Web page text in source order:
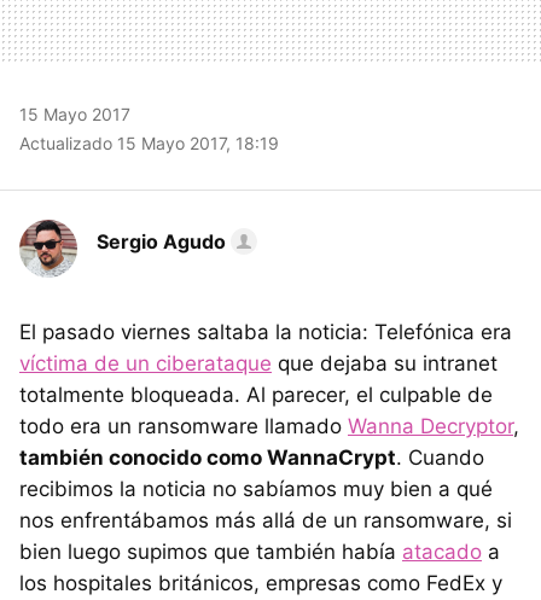
15 Mayo 2017
Actualizado 15 Mayo 2017, 18:19
Sergio Agudo
El pasado viernes saltaba la noticia: Telefónica era
víctima de un ciberataque que dejaba su intranet
totalmente bloqueada. Al parecer, el culpable de
todo era un ransomware llamado Wanna Decryptor,
también conocido como WannaCrypt. Cuando
recibimos la noticia no sabíamos muy bien a qué
nos enfrentábamos más allá de un ransomware, si
bien luego supimos que también había atacado a
los hospitales británicos, empresas como FedEx y